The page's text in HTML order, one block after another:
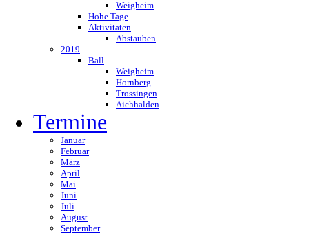
Weigheim
Hohe Tage
Aktivitaten
Abstauben
2019
Ball
Weigheim
Hornberg
Trossingen
Aichhalden
Termine
Januar
Februar
März
April
Mai
Juni
Juli
August
September